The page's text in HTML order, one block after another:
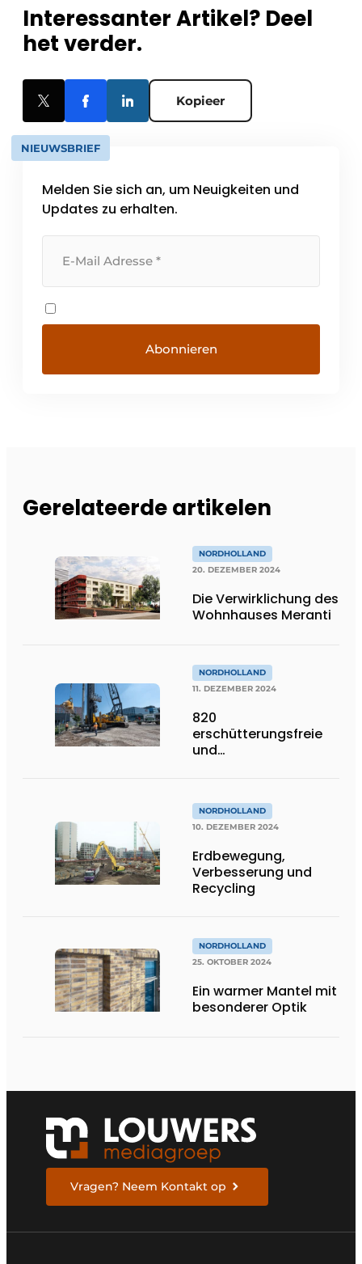
Interessanter Artikel? Deel
het verder.
Kopieer
NIEUWSBRIEF
Melden Sie sich an, um Neuigkeiten und
Updates zu erhalten.
Gerelateerde artikelen
NORDHOLLAND
20. DEZEMBER 2024
Die Verwirklichung des
Wohnhauses Meranti
NORDHOLLAND
11. DEZEMBER 2024
820
erschütterungsfreie
und
NORDHOLLAND
10. DEZEMBER 2024
Erdbewegung,
Verbesserung und
Recycling
NORDHOLLAND
25. OKTOBER 2024
Ein warmer Mantel mit
besonderer Optik
Vragen? Neem Kontakt op